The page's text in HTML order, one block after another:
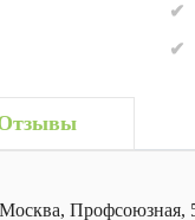
Москва, Профсоюзная,